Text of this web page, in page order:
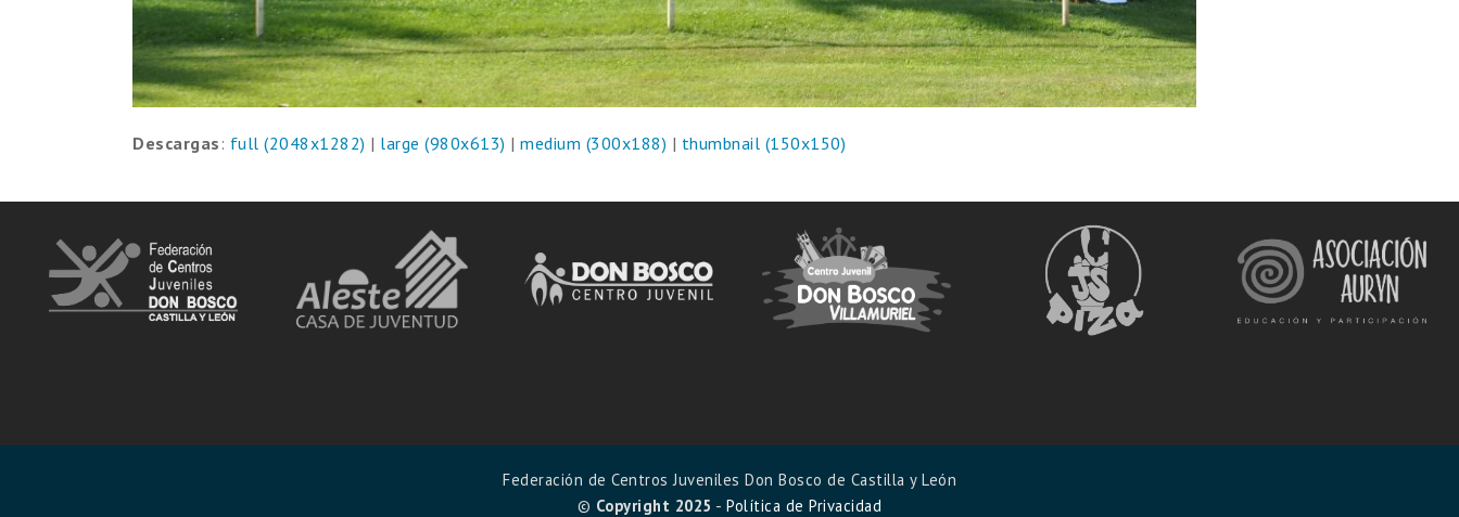
Descargas : full (2048x1282) | large (980x613) | medium (300x188) | thumbnail (150x150)
Federación de Centros Juveniles Don Bosco de Castilla y León
© Copyright 2025 -Política de Privacidad